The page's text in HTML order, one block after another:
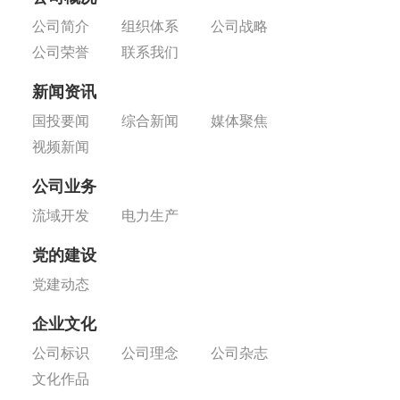
公司简介 组织体系
公司战略
公司荣誉
联系我们
新闻资讯
国投要闻 综合新闻
媒体聚焦
视频新闻
公司业务
流域开发 电力生产
党的建设
党建动态
企业文化
公司标识 公司理念
公司杂志
文化作品